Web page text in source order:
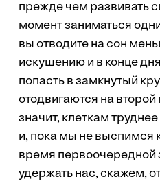
прежде чем развивать
момент заниматься
вы отводите на сон
искушению и в конце
попасть в замкнутый
отодвигаются на
значит, клеткам
и, пока мы не выспимся
время первоочередной
удержать нас, скажем,